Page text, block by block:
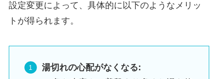
設定変更によって、具体的に以下のようなメリッ
トが得られます。
湯切れの心配がなくなる: